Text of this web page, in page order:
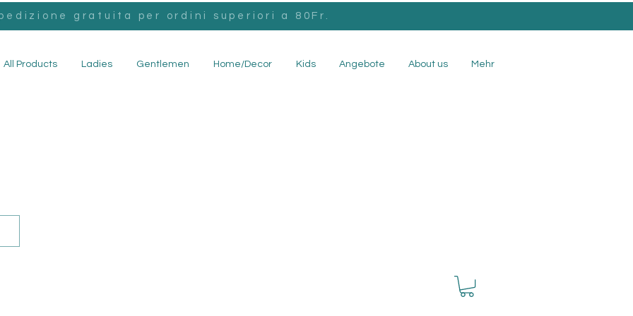
gratuita per ordini superiori a 80Fr.
All Products Ladies Gentlemen Home/Decor Kids Angebote About us Mehr